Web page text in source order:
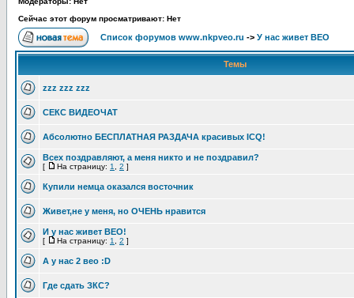
Сейчас этот форум просматривают: Нет
Список форумов www.nkpveo.ru -> У нас живет ВЕО
Темы
zzz zzz zzz
СЕКС ВИДЕОЧАТ
Абсолютно БЕСПЛАТНАЯ РАЗДАЧА красивых ICQ!
Всех поздравляют, а меня никто и не поздравил?
[ На страницу: 1 2 ]
Купили немца оказался восточник
Живет,не у меня, но ОЧЕНЬ нравится
И у нас живет ВЕО!
[ На страницу: 1 2 ]
А у нас 2 вео :D
Где сдать ЗКС?